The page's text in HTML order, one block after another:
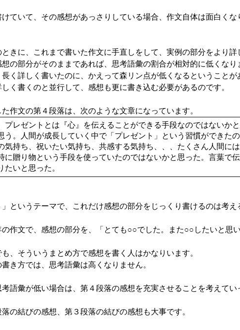
ていて、その感想があっさりしている場合、作文自体は面白くな
きに、これまで書いた作文に手直しをして、実例の部分をより詳
の部分がそのままであれば、思考語彙の割合が相対的に低くなり
く詳しく書いたのに、かえって森リン点が低くなるということが
く書くのと並行して、感想も更に書き込む必要があるのです。
作文の第４段落は、次のような文章になっています。
プレゼントとは『心』を伝えることができる手段なのではないか
う。人間が成長していく中で「プレゼント」という習慣ができた
気持ち、祝いたい気持ち、共感する気持ち、、、たくさん人間に
に贈り物という手段を使っていたのではないかと思った。言葉で
たいと思った。
というテーマで、これだけ感想の部分をじっくり書けるのは考え
作文で、感想の部分を、「とても○○でした。また○○したいと思
、そういうまとめ方で感想を書く人はかなりいます。
き方では、思考語彙は高くなりません。
語彙が低い場合は、第４段落の感想を充実させることを考えてい
の結びの感想、第３段落の結びの感想も大事です。